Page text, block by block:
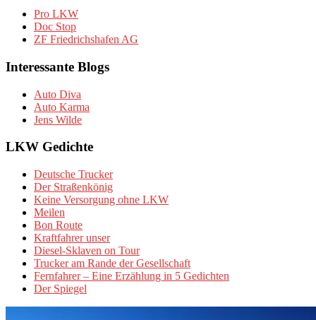
Pro LKW
Doc Stop
ZF Friedrichshafen AG
Interessante Blogs
Auto Diva
Auto Karma
Jens Wilde
LKW Gedichte
Deutsche Trucker
Der Straßenkönig
Keine Versorgung ohne LKW
Meilen
Bon Route
Kraftfahrer unser
Diesel-Sklaven on Tour
Trucker am Rande der Gesellschaft
Fernfahrer – Eine Erzählung in 5 Gedichten
Der Spiegel